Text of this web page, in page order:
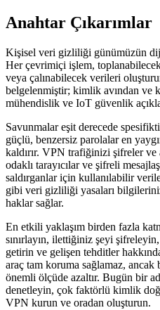
Anahtar Çıkarımlar
Kişisel veri gizliliği günümüzün
Her çevrimiçi işlem,
veya çalınabilecek verileri
belgelenmiştir; kimlik avından ve
mühendislik ve IoT güvenlik
Savunmalar eşit derecede
güçlü, benzersiz parolalar en
kaldırır. VPN trafiğinizi şifreler
odaklı tarayıcılar ve şifreli
saldırganlar için kullanılabilir
gibi veri gizliliği yasaları
haklar sağlar.
En etkili yaklaşım birden fazla
sınırlayın, ilettiğiniz şeyi
getirin ve gelişen tehditler
araç tam koruma sağlamaz,
önemli ölçüde azaltır. Bugün bir
denetleyin, çok faktörlü kimlik
VPN kurun ve oradan oluşturun.